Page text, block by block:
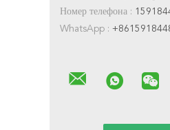
Номер телефона :
WhatsApp :